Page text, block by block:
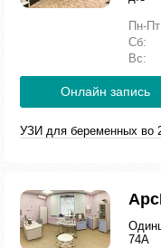
Пн-
Сб:
Вс:
Онлайн запись
УЗИ для беременных во
74А